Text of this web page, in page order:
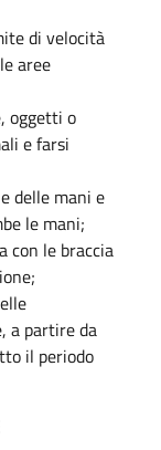
di velocità
aree
oggetti o
e farsi
delle mani e
le mani;
con le braccia
a partire da
il periodo